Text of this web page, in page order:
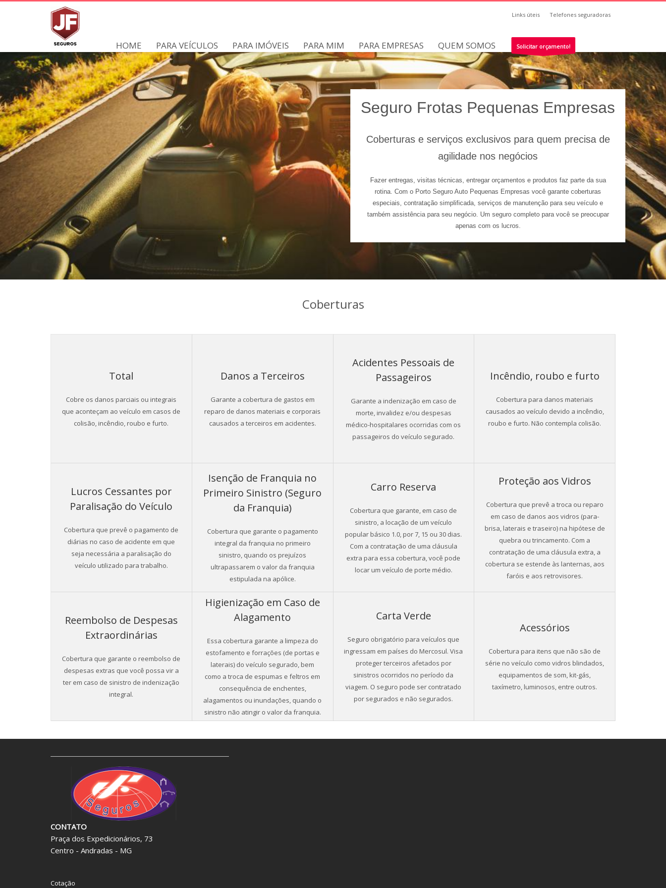
Links úteis Telefones seguradoras
HOME PARA VEÍCULOS PARA IMÓVEIS PARA MIM PARA EMPRESAS QUEM SOMOS Solicitar orçamento!
Seguro Frotas Pequenas Empresas
Coberturas e serviços exclusivos para quem precisa de
agilidade nos negócios
Fazer entregas, visitas técnicas, entregar orçamentos e produtos faz parte da sua
rotina. Com o Porto Seguro Auto Pequenas Empresas você garante coberturas
especiais, contratação simplificada, serviços de manutenção para seu veículo e
também assistência para seu negócio. Um seguro completo para você se preocupar
apenas com os lucros.
Coberturas
Total
Cobre os danos parciais ou integrais
que aconteçam ao veículo em casos de
colisão, incêndio, roubo e furto.
Danos a Terceiros
Garante a cobertura de gastos em
reparo de danos materiais e corporais
causados a terceiros em acidentes.
Acidentes Pessoais de
Passageiros
Garante a indenização em caso de
morte, invalidez e/ou despesas
médico-hospitalares ocorridas com os
passageiros do veículo segurado.
Incêndio, roubo e furto
Cobertura para danos materiais
causados ao veículo devido a incêndio,
roubo e furto. Não contempla colisão.
Lucros Cessantes por
Paralisação do Veículo
Cobertura que prevê o pagamento de
diárias no caso de acidente em que
seja necessária a paralisação do
veículo utilizado para trabalho.
Isenção de Franquia no
Primeiro Sinistro (Seguro
da Franquia)
Cobertura que garante o pagamento
integral da franquia no primeiro
sinistro, quando os prejuízos
ultrapassarem o valor da franquia
estipulada na apólice.
Carro Reserva
Cobertura que garante, em caso de
sinistro, a locação de um veículo
popular básico 1.0, por 7, 15 ou 30 dias.
Com a contratação de uma cláusula
extra para essa cobertura, você pode
locar um veículo de porte médio.
Proteção aos Vidros
Cobertura que prevê a troca ou reparo
em caso de danos aos vidros (para-
brisa, laterais e traseiro) na hipótese de
quebra ou trincamento. Com a
contratação de uma cláusula extra, a
cobertura se estende às lanternas, aos
faróis e aos retrovisores.
Reembolso de Despesas
Extraordinárias
Cobertura que garante o reembolso de
despesas extras que você possa vir a
ter em caso de sinistro de indenização
integral.
Higienização em Caso de
Alagamento
Essa cobertura garante a limpeza do
estofamento e forrações (de portas e
laterais) do veículo segurado, bem
como a troca de espumas e feltros em
consequência de enchentes,
alagamentos ou inundações, quando o
sinistro não atingir o valor da franquia.
Carta Verde
Seguro obrigatório para veículos que
ingressam em países do Mercosul. Visa
proteger terceiros afetados por
sinistros ocorridos no período da
viagem. O seguro pode ser contratado
por segurados e não segurados.
Acessórios
Cobertura para itens que não são de
série no veículo como vidros blindados,
equipamentos de som, kit-gás,
taxímetro, luminosos, entre outros.
CONTATO
Praça dos Expedicionários, 73
Centro - Andradas - MG
Cotação